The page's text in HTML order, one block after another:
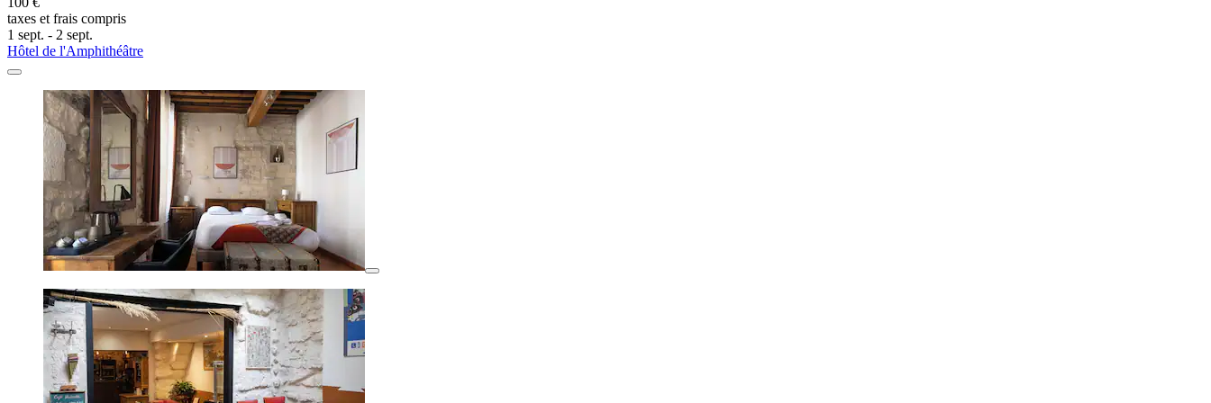
taxes et frais compris
1 sept. - 2 sept.
Hôtel de l'Amphithéâtre